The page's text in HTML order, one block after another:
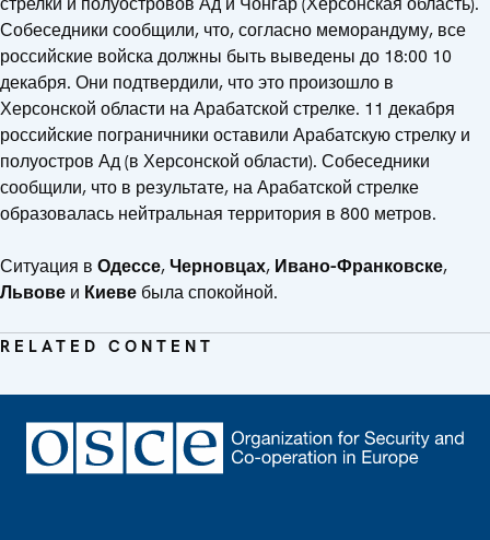
Собеседники сообщили, что, согласно меморандуму, все
российские войска должны быть выведены до 18:00 10
декабря. Они подтвердили, что это произошло в
Херсонской области на Арабатской стрелке. 11 декабря
российские пограничники оставили Арабатскую стрелку и
полуостров Ад (в Херсонской области). Собеседники
сообщили, что в результате, на Арабатской стрелке
образовалась нейтральная территория в 800 метров.
Ситуация в Одессе,Черновцах, Ивано-Франковске,
Львове и Киеве была спокойной.
RELATED CONTENT